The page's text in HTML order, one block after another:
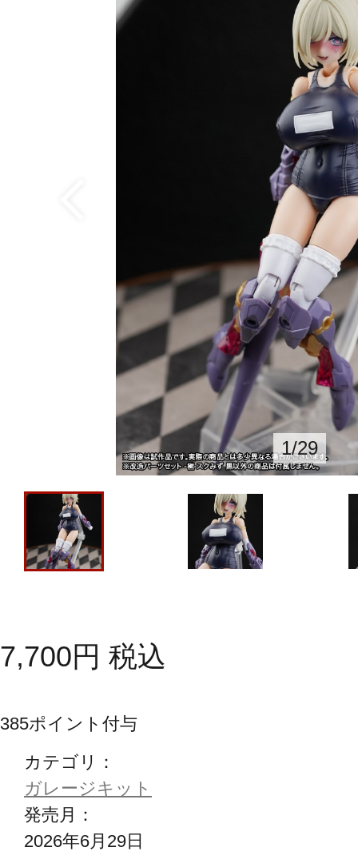
1/29
7,700円 税込
385ポイント付与
カテゴリ：
ガレージキット
発売月：
2026年6月29日